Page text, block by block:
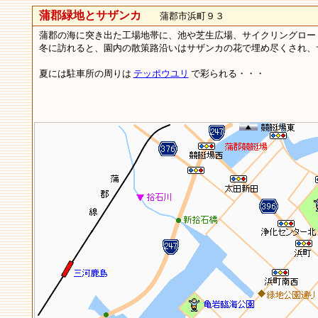
蒲郡緑地とサザンカ 蒲郡市浜町９３
蒲郡の海に突き出た工場地帯に、池や芝生広場、サイクリングロ
冬に訪れると、園内の散策路沿いはサザンカの花で埋め尽くさ
夏には駐車所の周りは テッポウユリ で彩られる・・・